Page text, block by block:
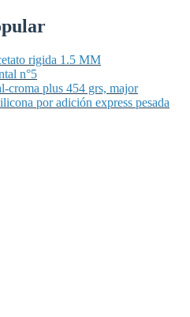
rigida 1.5 MM
n°5
croma plus 454 grs, major
por adición express pesada